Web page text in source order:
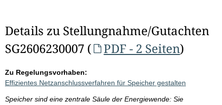
Details zu Stellungnahme/Gutachten
SG2606230007 (
PDF - 2 Seiten)
Zu Regelungsvorhaben:
Effizientes Netzanschlussverfahren für Speicher gestalten
Speicher sind eine zentrale Säule der Energiewende: Sie